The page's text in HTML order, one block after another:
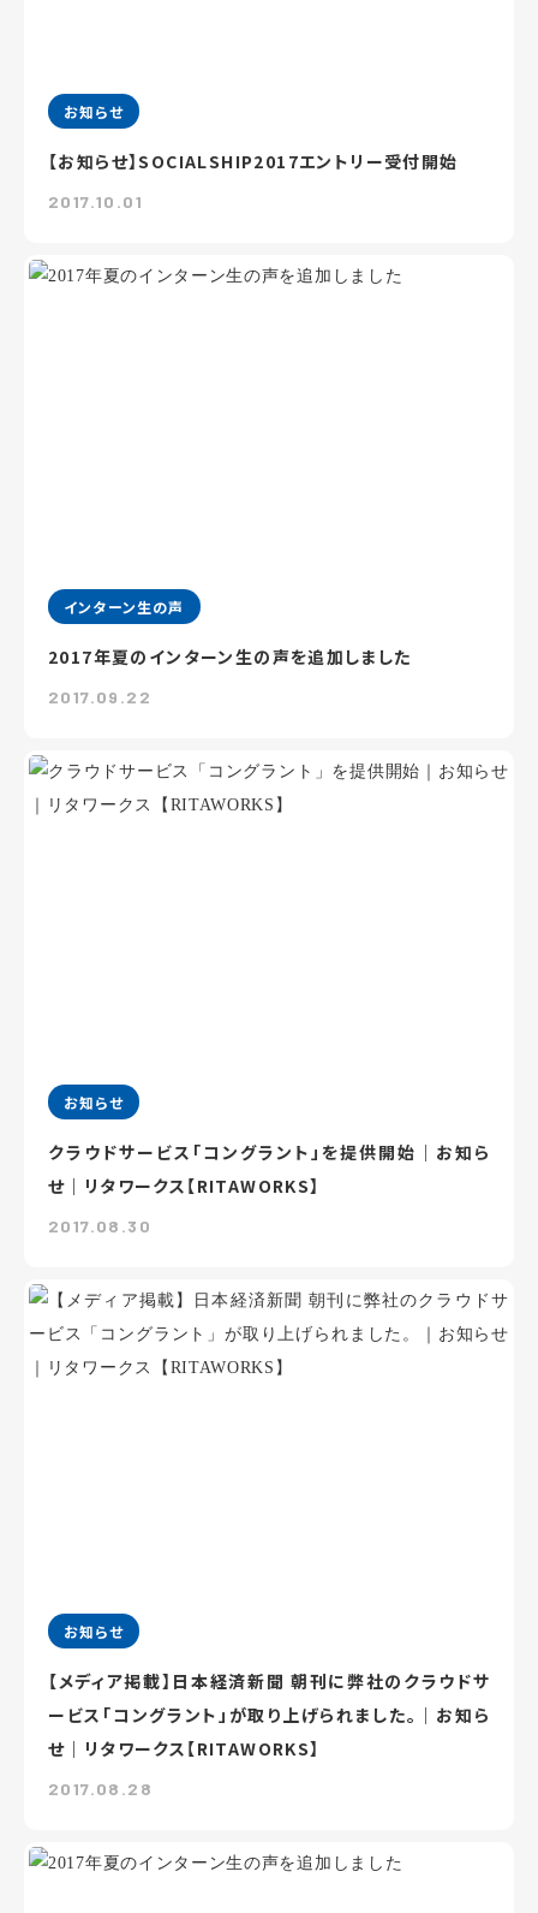
お知らせ
【お知らせ】SOCIALSHIP2017エントリー受付開始
2017.10.01
インターン生の声
2017年夏のインターン生の声を追加しました
2017.09.22
お知らせ
クラウドサービス「コングラント」を提供開始｜お知ら
せ｜リタワークス【RITAWORKS】
2017.08.30
お知らせ
【メディア掲載】日本経済新聞 朝刊に弊社のクラウドサ
ービス「コングラント」が取り上げられました。｜お知ら
せ｜リタワークス【RITAWORKS】
2017.08.28